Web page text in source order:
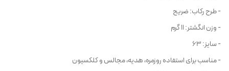
- طرح رکاب: ضریح
- وزن انگشتر: 11 گرم
- سایز: 63
- مناسب برای استفاده روزمره، هدیه، مجالس و کلکسیون